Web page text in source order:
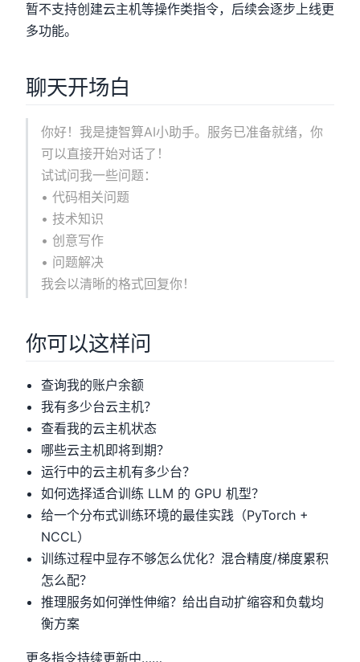
暂不支持创建云主机等操作类指令，后续会逐步上线更
多功能。
聊天开场白
你好！我是捷智算AI小助手。服务已准备就绪，你
可以直接开始对话了！
试试问我一些问题：
• 代码相关问题
• 技术知识
• 创意写作
• 问题解决
我会以清晰的格式回复你！
你可以这样问
查询我的账户余额
我有多少台云主机？
查看我的云主机状态
哪些云主机即将到期？
运行中的云主机有多少台？
如何选择适合训练 LLM 的 GPU 机型？
给一个分布式训练环境的最佳实践（PyTorch +
NCCL）
训练过程中显存不够怎么优化？混合精度/梯度累积
怎么配？
推理服务如何弹性伸缩？给出自动扩缩容和负载均
衡方案
更多指令持续更新中……